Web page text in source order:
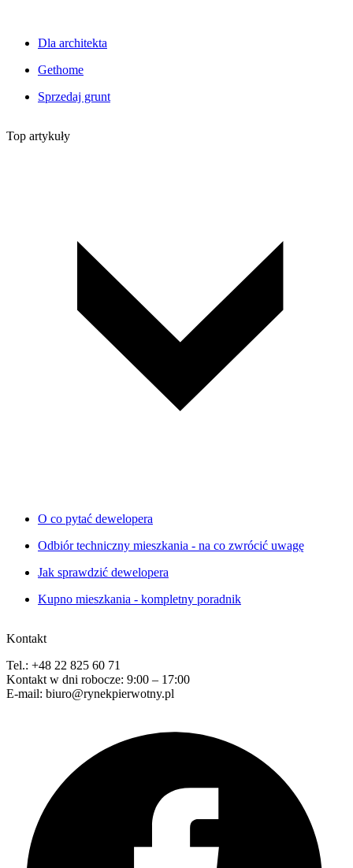
Dla architekta
Gethome
Sprzedaj grunt
Top artykuły
O co pytać dewelopera
Odbiór techniczny mieszkania - na co zwrócić uwagę
Jak sprawdzić dewelopera
Kupno mieszkania - kompletny poradnik
Kontakt
Tel.: +48 22 825 60 71
Kontakt w dni robocze: 9:00 – 17:00
E-mail: biuro@rynekpierwotny.pl